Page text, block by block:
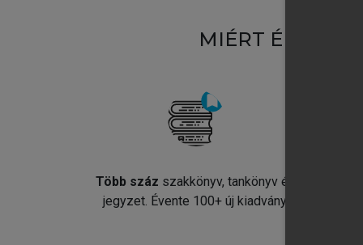
MIÉRT
Több száz szakkönyv, tankönyv és
jegyzet. Évente 100+ új kiadvány.